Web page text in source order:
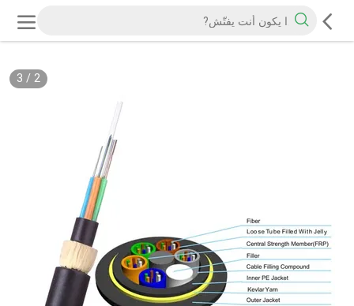
2
/
3